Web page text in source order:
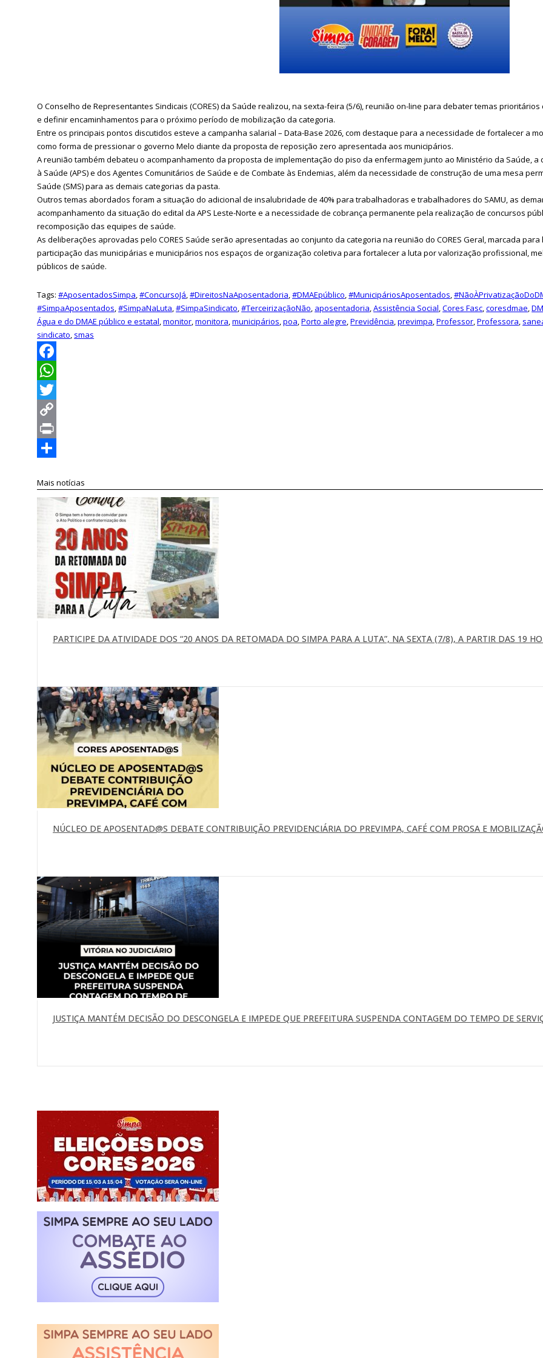
O Conselho de Representantes Sindicais (CORES) da Saúde realizou, na sexta-feira (5/6), reunião on-line para debater temas
e definir encaminhamentos para o próximo período de mobilização da categoria.
Entre os principais pontos discutidos esteve a campanha salarial – Data-Base 2026, com destaque para a necessidade de fortalecer a
como forma de pressionar o governo Melo diante da proposta de reposição zero apresentada aos municipários.
A reunião também debateu o acompanhamento da proposta de implementação do piso da enfermagem junto ao Ministério da Saúde,
à Saúde (APS) e dos Agentes Comunitários de Saúde e de Combate às Endemias, além da necessidade de construção de uma mesa
Saúde (SMS) para as demais categorias da pasta.
Outros temas abordados foram a situação do adicional de insalubridade de 40% para trabalhadoras e trabalhadores do SAMU, as
acompanhamento da situação do edital da APS Leste-Norte e a necessidade de cobrança permanente pela realização de concursos
recomposição das equipes de saúde.
As deliberações aprovadas pelo CORES Saúde serão apresentadas ao conjunto da categoria na reunião do CORES Geral, marcada
participação das municipárias e municipários nos espaços de organização coletiva para fortalecer a luta por valorização profissional,
públicos de saúde.
Tags:#AposentadosSimpa,#ConcursoJá,#DireitosNaAposentadoria,#DMAEpúblico,#MunicipáriosAposentados,
#SimpaAposentados,#SimpaNaLuta,#SimpaSindicato,#TerceirizaçãoNão, aposentadoria,Assistência Social,Cores Fasc,coresdmae,
Água e do DMAE público e estatal,monitor,monitora,municipários,poa,Porto alegre,Previdência,previmpa,Professor,Professora,
sindicato, smas
Facebook
WhatsApp
Twitter
Copy
Link
Print
Mais notícias
PARTICIPE DA ATIVIDADE DOS “20 ANOS DA RETOMADA DO SIMPA PARA A LUTA”, NA SEXTA (7/8), A PARTIR DAS 19
NÚCLEO DE APOSENTAD@S DEBATE CONTRIBUIÇÃO PREVIDENCIÁRIA DO PREVIMPA, CAFÉ COM PROSA E
JUSTIÇA MANTÉM DECISÃO DO DESCONGELA E IMPEDE QUE PREFEITURA SUSPENDA CONTAGEM DO TEMPO DE